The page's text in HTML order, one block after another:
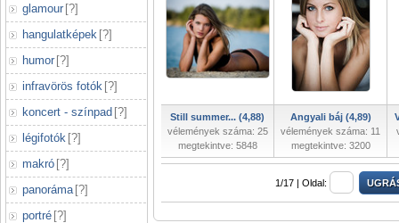
glamour [?]
hangulatképek [?]
humor [?]
infravörös fotók [?]
koncert - színpad [?]
légifotók [?]
makró [?]
panoráma [?]
portré [?]
Still summer... (4,88)
vélemények száma: 25
megtekintve: 5848
Angyali báj (4,89)
vélemények száma: 11
megtekintve: 3200
1/17 | Oldal: